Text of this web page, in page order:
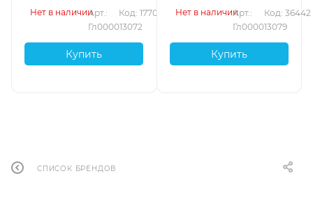
Нет в наличииАрт.:
Гл000013072
Код: 17707
Купить
Нет в наличииАрт.:
Гл000013079
Код: 36442
Купить
СПИСОК БРЕНДОВ